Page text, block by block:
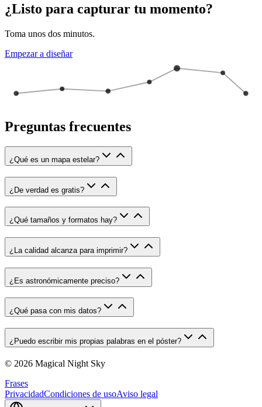
¿Listo para capturar tu momento?
Toma unos dos minutos.
Empezar a diseñar
Preguntas frecuentes
¿Qué es un mapa estelar?
¿De verdad es gratis?
¿Qué tamaños y formatos hay?
¿La calidad alcanza para imprimir?
¿Es astronómicamente preciso?
¿Qué pasa con mis datos?
¿Puedo escribir mis propias palabras en el póster?
© 2026 Magical Night Sky
Frases
PrivacidadCondiciones de usoAviso legal